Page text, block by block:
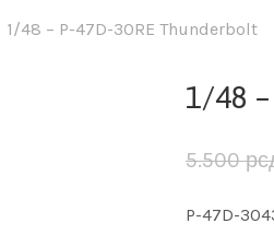
1/48 – P-47D-30RE Thunderbolt
1/48
5.500
P-47D-